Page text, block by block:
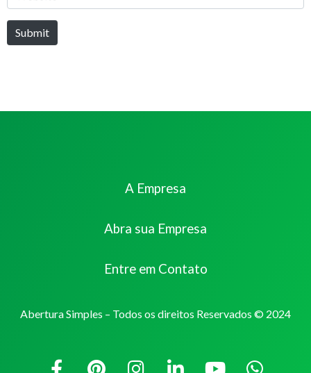
Submit
A Empresa
Abra sua Empresa
Entre em Contato
Abertura Simples – Todos os direitos Reservados © 2024